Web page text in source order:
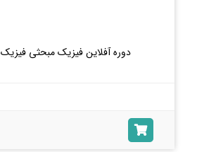
دوره آفلاین فیزیک مبحثی فیزیک 1 - دما و گرما